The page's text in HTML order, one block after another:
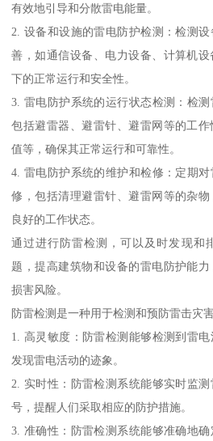
有效地引导和分散雷电能量。
2. 设备和设施的雷电防护检测：检测
善，如通信设备、电力设备、计算机
下的正常运行和安全性。
3. 雷电防护系统的运行状态检测：检测
包括避雷器、避雷针、避雷网等的工
值等，确保其正常运行和可靠性。
4. 雷电防护系统的维护和检修：定期
修，包括清理避雷针、避雷网等的杂
良好的工作状态。
通过进行防雷检测，可以及时发现和
题，提高建筑物和设备的雷电防护能
损害风险。
防雷检测是一种用于检测和预防雷击灾
1. 高灵敏度：防雷检测能够检测到雷
发现雷电活动的迹象。
2. 实时性：防雷检测系统能够实时监
号，提醒人们采取相应的防护措施。
3. 准确性：防雷检测系统能够准确地确